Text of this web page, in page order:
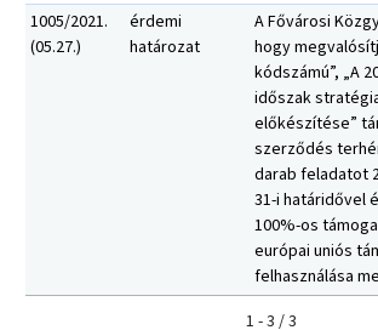
1005/2021.
(05.27.)
érdemi
határozat
A Fővárosi
hogy
kódszámú”, „A
időszak
előkészítése”
szerződés
darab feladatot
31-i határidővel
100%-os
európai uniós
felhasználása
1 - 3 / 3